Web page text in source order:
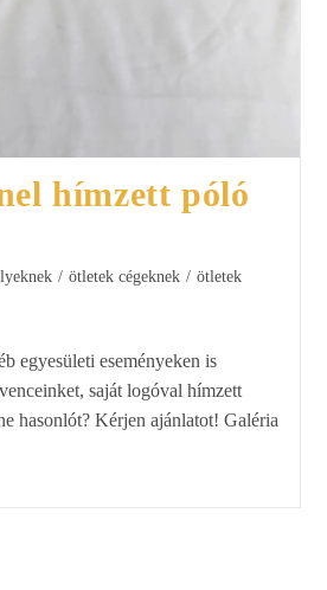
hímzett póló
/ ötletek cégeknek / ötletek
egyesületi eseményeken is
saját logóval hímzett
hasonlót? Kérjen ajánlatot! Galéria